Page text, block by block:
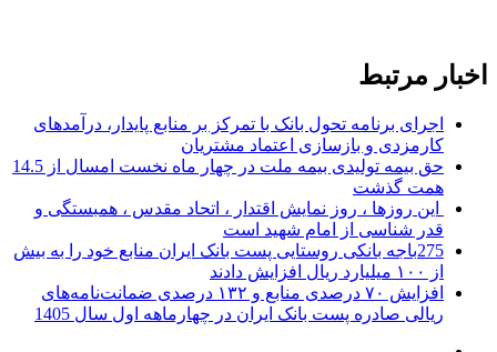
اخبار مرتبط
اجرای برنامه تحول بانک با تمرکز بر منابع پایدار، درآمدهای
کارمزدی و بازسازی اعتماد مشتریان
حق بیمه تولیدی بیمه ملت در چهار ماه نخست امسال از 14.5
همت گذشت
این روزها ، روز نمایش اقتدار ، اتحاد مقدس ، همبستگی و
قدر شناسی از امام شهید است
275باجه بانکی روستایی پست بانک ایران منابع خود را به بیش
از ۱۰۰ میلیارد ریال افزایش دادند
افزایش ۷۰ درصدی منابع و ۱۳۲ درصدی ضمانت‌نامه‌های
ریالی صادره پست بانک ایران در چهارماهه اول سال 1405